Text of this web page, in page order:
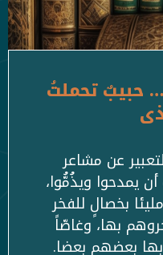
… حبيبٌ تحملتُ
عن مشاعر
يمدحوا ويذُمُّوا،
بخصالٍ للفخر
بها، وغاصّاً
بعضهم بعضا.